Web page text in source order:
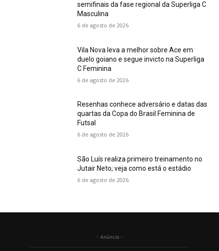
semifinais da fase regional da Superliga C
Masculina
6 de agosto de 2026
Vila Nova leva a melhor sobre Ace em
duelo goiano e segue invicto na Superliga
C Feminina
6 de agosto de 2026
Resenhas conhece adversário e datas das
quartas da Copa do Brasil Feminina de
Futsal
6 de agosto de 2026
São Luís realiza primeiro treinamento no
Jutair Neto; veja como está o estádio
6 de agosto de 2026
- Anúncio -